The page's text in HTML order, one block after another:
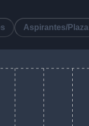
Aspirantes/Plaza